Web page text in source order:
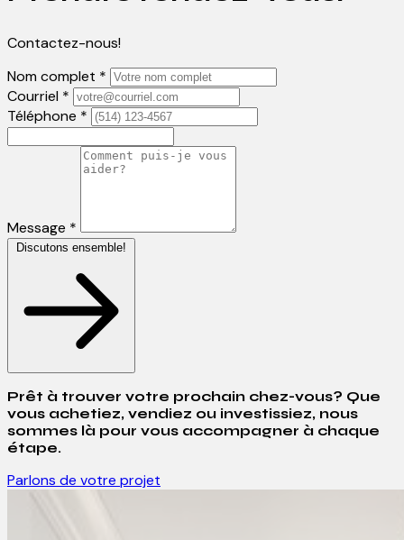
Contactez-nous!
Nom complet *
Courriel *
Téléphone *
Message *
Discutons ensemble!
Prêt à trouver votre prochain chez-vous? Que
vous achetiez, vendiez ou investissiez, nous
sommes là pour vous accompagner à chaque
étape.
Parlons de votre projet